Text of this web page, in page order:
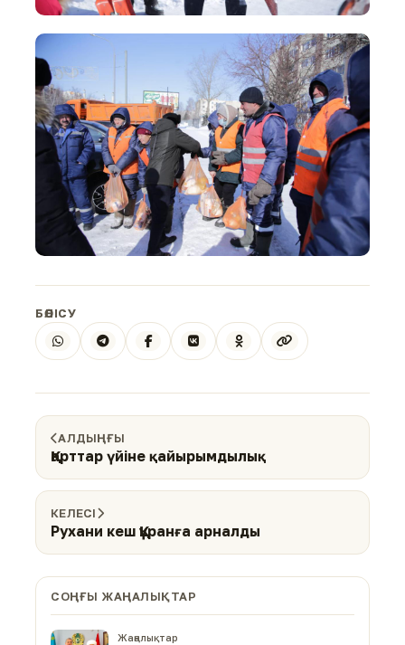
БӨЛІСУ
АЛДЫҢҒЫ
Қарттар үйіне қайырымдылық
КЕЛЕСІ
Рухани кеш Құранға арналды
СОҢҒЫ ЖАҢАЛЫҚТАР
Жаңалықтар